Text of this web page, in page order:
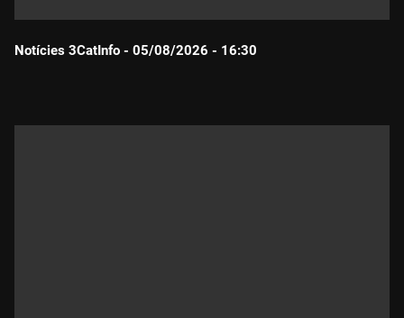
Notícies 3CatInfo - 05/08/2026 - 16:30